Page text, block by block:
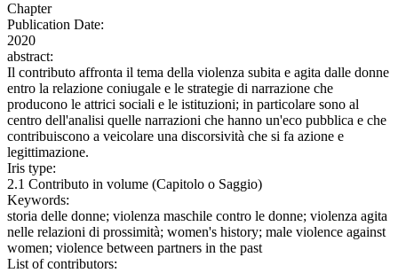
Chapter
Publication Date:
2020
abstract:
Il contributo affronta il tema della violenza subita e agita dalle donne
entro la relazione coniugale e le strategie di narrazione che
producono le attrici sociali e le istituzioni; in particolare sono al
centro dell'analisi quelle narrazioni che hanno un'eco pubblica e che
contribuiscono a veicolare una discorsività che si fa azione e
legittimazione.
Iris type:
2.1 Contributo in volume (Capitolo o Saggio)
Keywords:
storia delle donne; violenza maschile contro le donne; violenza agita
nelle relazioni di prossimità; women's history; male violence against
women; violence between partners in the past
List of contributors: